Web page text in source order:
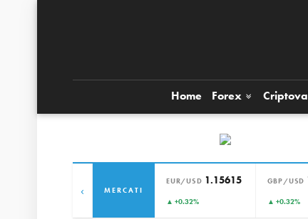
Home Forex
MERCATI
EUR/USD 1.15615
▲ +0.32%
GBP/USD
▲ +0.32%
‹